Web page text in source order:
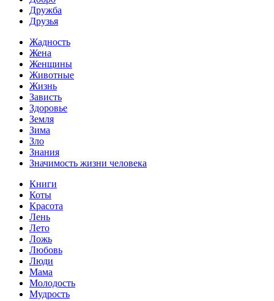
Дружба
Друзья
Жадность
Жена
Женщины
Животные
Жизнь
Зависть
Здоровье
Земля
Зима
Зло
Знания
Значимость жизни человека
Книги
Коты
Красота
Лень
Лето
Ложь
Любовь
Люди
Мама
Молодость
Мудрость